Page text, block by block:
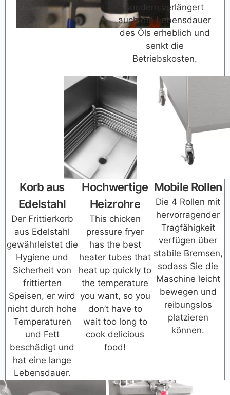
sondern verlängert
auch die Lebensdauer
des Öls erheblich und
senkt die
Betriebskosten.
Korb aus
Edelstahl
Der Frittierkorb
aus Edelstahl
gewährleistet die
Hygiene und
Sicherheit von
frittierten
Speisen, er wird
nicht durch hohe
Temperaturen
und Fett
beschädigt und
hat eine lange
Lebensdauer.
Hochwertige
Heizrohre
This chicken
pressure fryer
has the best
heater tubes that
heat up quickly to
the temperature
you want, so you
don’t have to
wait too long to
cook delicious
food!
Mobile Rollen
Die 4 Rollen mit
hervorragender
Tragfähigkeit
verfügen über
stabile Bremsen,
sodass Sie die
Maschine leicht
bewegen und
reibungslos
platzieren
können.